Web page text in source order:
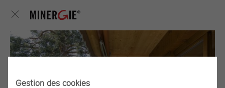
Gestion des cookies